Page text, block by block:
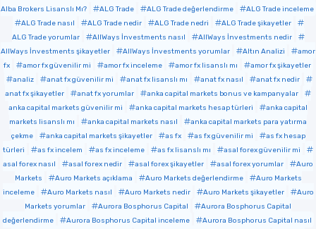
Alba Brokers Lisanslı Mı?
ALG Trade ALG Trade değerlendirme
ALG Trade inceleme
ALG Trade nasıl
ALG Trade nedir ALG Trade nedri
ALG Trade şikayetler
ALG Trade yorumlar
AllWays İnvestments nasıl
AllWays İnvestments nedir
AllWays İnvestments şikayetler
AllWays İnvestments yorumlar Altın Analizi
amor
fx
amor fx güvenilir mi amor fx inceleme amor fx lisanslı mı
amor fx şikayetler
analiz
anat fx güvenilir mi anat fx lisanslı mı anat fx nasıl
anat fx nedir
anat fx şikayetler
anat fx yorumlar
anka capital markets bonus ve kampanyalar
anka capital markets güvenilir mi
anka capital markets hesap türleri
anka capital
markets lisanslı mı
anka capital markets nasıl
anka capital markets para yatırma
çekme
anka capital markets şikayetler as fx as fx güvenilir mi
as fx hesap
türleri
as fx incelem as fx inceleme as fx lisanslı mı
asal forex güvenilir mi
asal forex nasıl
asal forex nedir asal forex şikayetler asal forex yorumlar
Auro
Markets
Auro Markets açıklama Auro Markets değerlendirme
Auro Markets
inceleme
Auro Markets nasıl Auro Markets nedir Auro Markets şikayetler
Auro
Markets yorumlar
Aurora Bosphorus Capital
Aurora Bosphorus Capital
değerlendirme
Aurora Bosphorus Capital inceleme
Aurora Bosphorus Capital nasıl